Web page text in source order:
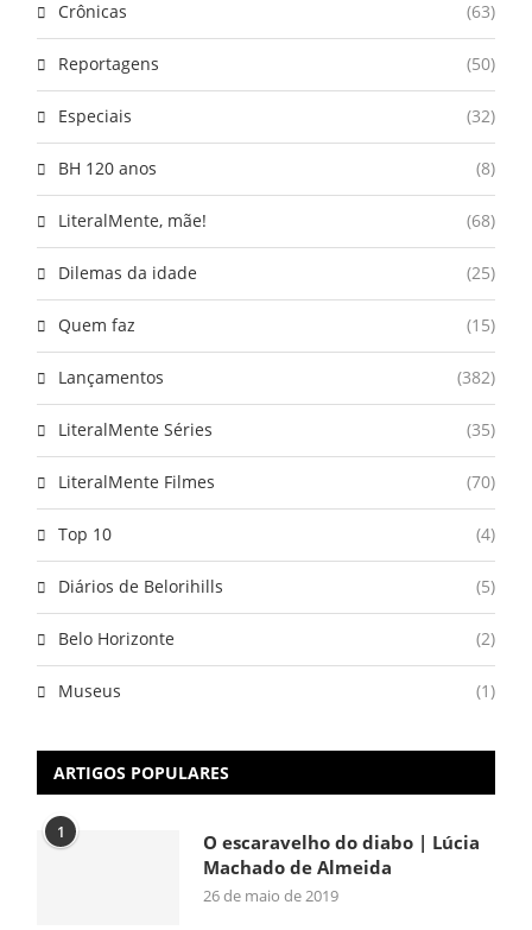
Crônicas (63)
Reportagens (50)
Especiais (32)
BH 120 anos (8)
LiteralMente, mãe! (68)
Dilemas da idade (25)
Quem faz (15)
Lançamentos (382)
LiteralMente Séries (35)
LiteralMente Filmes (70)
Top 10 (4)
Diários de Belorihills (5)
Belo Horizonte (2)
Museus (1)
ARTIGOS POPULARES
1
O escaravelho do diabo | Lúcia
Machado de Almeida
26 de maio de 2019